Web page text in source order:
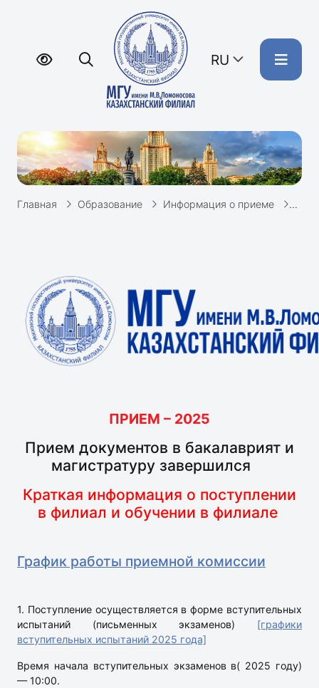
RU
Главная Образование Информация о приеме
ПРИЕМ – 2025
Прием документов в бакалаврият и
магистратуру завершился
Краткая информация о поступлении
в филиал и обучении в филиале
График работы приемной комиссии
1. Поступление осуществляется в форме вступительных
испытаний (письменных экзаменов) [графики
вступительных испытаний 2025 года]
Время начала вступительных экзаменов в( 2025 году)
— 10:00.